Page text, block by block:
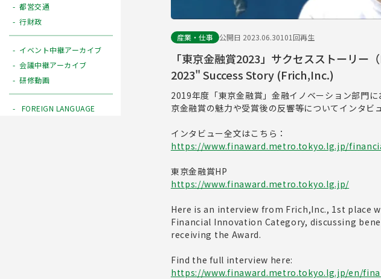
都営交通
行財政
イベント中継アーカイブ
会議中継アーカイブ
研修動画
FOREIGN LANGUAGE
産業・仕事 公開日 2023.06.30101回再生
「東京金融賞2023」サクセスストーリ
2023" Success Story (Frich,Inc.)
2019年度「東京金融賞」金融イノベーション部門
京金融賞の魅力や受賞後の反響等についてインタビ
インタビュー全文はこちら：
https://www.finaward.metro.tokyo.lg.jp/
東京金融賞HP
https://www.finaward.metro.tokyo.lg.jp/
Here is an interview from Frich,Inc., 1st place
Financial Innovation Category, discussing
receiving the Award.
Find the full interview here:
https://www.finaward.metro.tokyo.lg.jp/en/